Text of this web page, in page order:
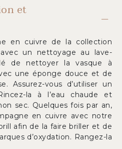
et
en cuivre de la collection
un nettoyage au lave-
de nettoyer la vasque à
une éponge douce et de
Assurez-vous d’utiliser un
la à l’eau chaude et
sec. Quelques fois par an,
en cuivre avec notre
afin de la faire briller et de
d’oxydation. Rangez-la